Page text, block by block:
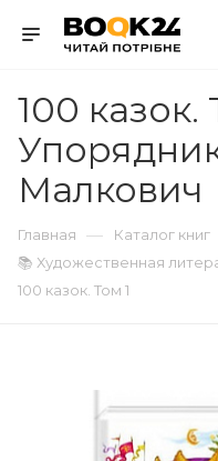
100 казок.
Малкович
Главная — Каталог книг
📚 Художественная
100 казок. Том 1